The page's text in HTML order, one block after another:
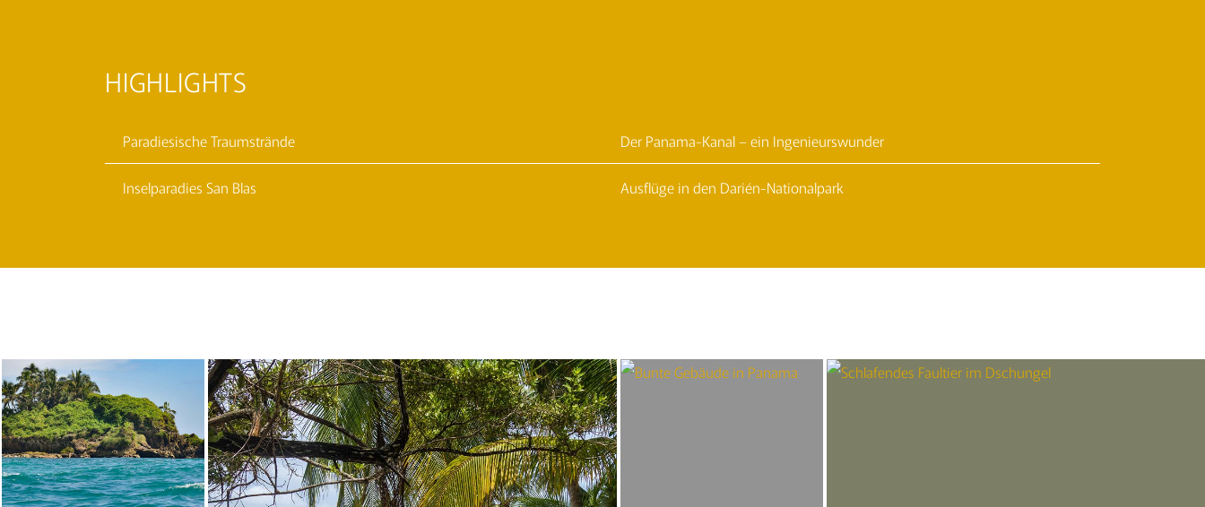
HIGHLIGHTS
Paradiesische Traumstrände
Inselparadies San Blas
Der Panama-Kanal – ein Ingenieurswunder
Ausflüge in den Darién-Nationalpark